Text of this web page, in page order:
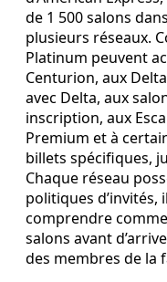
de 1 500 salons
plusieurs réseaux.
Platinum peuvent
Centurion, aux
avec Delta, aux
inscription, aux
Premium et à
billets spécifiques,
Chaque réseau
politiques
comprendre
salons avant
des membres de la